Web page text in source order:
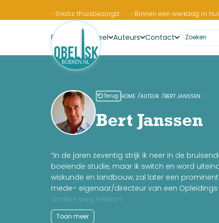
Gratis thuisbezorgd Binnen een werkdag in
Boeken Actueel Auteurs Contact
Terug HOME AUTEUR BERT JANSSEN
Bert Janssen
“In de jaren zeventig strijk ik neer in de
boeiende studie, maar ik switch en word
wiskunde en landbouw, zal later een
mede– eigenaar/directeur van een
andere weg inslaan.
Een nieuw avontuur. Ik ga artikelen, boeken
Toon meer